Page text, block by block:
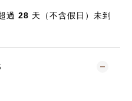
過 28 天（不含假日）未到